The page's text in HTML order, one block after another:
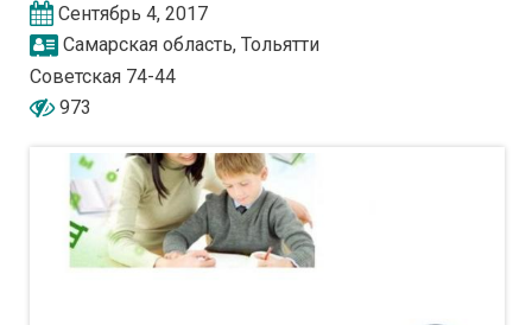
Сентябрь 4, 2017
Самарская область, Тольятти
Советская 74-44
973